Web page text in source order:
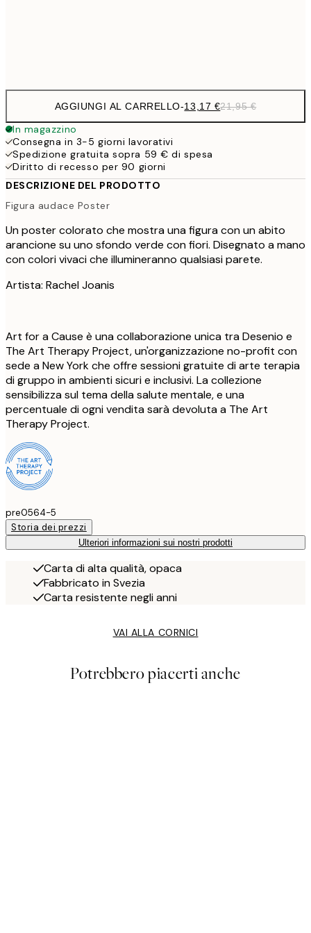
AGGIUNGI AL CARRELLO-13,17 €21,95 €
In magazzino
Consegna in 3-5 giorni lavorativi
Spedizione gratuita sopra 59 € di spesa
Diritto di recesso per 90 giorni
DESCRIZIONE DEL PRODOTTO
Figura audace Poster
Un poster colorato che mostra una figura con un abito
arancione su uno sfondo verde con fiori. Disegnato a mano
con colori vivaci che illumineranno qualsiasi parete.
Artista: Rachel Joanis
Art for a Cause è una collaborazione unica tra Desenio e
The Art Therapy Project, un'organizzazione no-profit con
sede a New York che offre sessioni gratuite di arte terapia
di gruppo in ambienti sicuri e inclusivi. La collezione
sensibilizza sul tema della salute mentale, e una
percentuale di ogni vendita sarà devoluta a The Art
Therapy Project.
pre0564-5
Storia dei prezzi
Ulteriori informazioni sui nostri prodotti
Carta di alta qualità, opaca
Fabbricato in Svezia
Carta resistente negli anni
VAI ALLA CORNICI
Potrebbero piacerti anche